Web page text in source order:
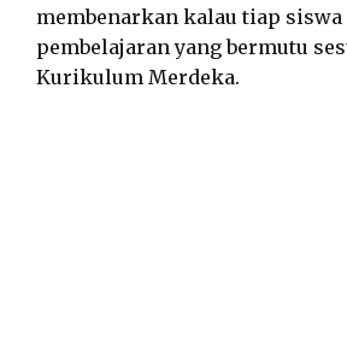
membenarkan kalau tiap
pembelajaran yang bermutu
Kurikulum Merdeka.